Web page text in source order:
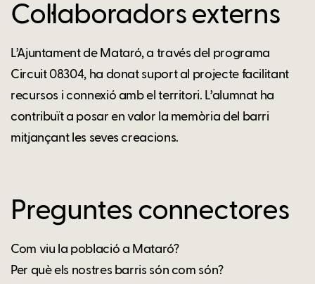
Col·laboradors externs
L’Ajuntament de Mataró, a través del programa
Circuit 08304, ha donat suport al projecte facilitant
recursos i connexió amb el territori. L’alumnat ha
contribuït a posar en valor la memòria del barri
mitjançant les seves creacions.
Preguntes connectores
Com viu la població a Mataró?
Per què els nostres barris són com són?